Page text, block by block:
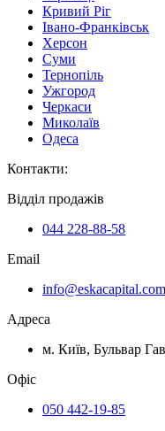
Кривий Ріг
Івано-Франківськ
Херсон
Суми
Тернопіль
Ужгород
Черкаси
Миколаїв
Одеса
Контакти:
Відділ продажів
044 228-88-58
Email
info@eskacapital.com
Адреса
м. Київ, Бульвар
Офіс
050 442-19-85